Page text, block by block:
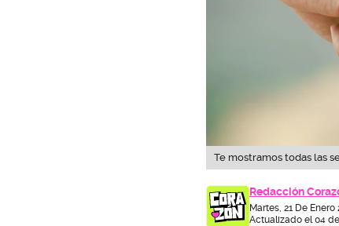
Te mostramos todas las
Redacción
Martes, 21 De Enero
Actualizado el 04